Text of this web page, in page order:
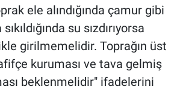
ele alındığında çamur gibi
su sızdırıyorsa
girilmemelidir. Toprağın üst
kuruması ve tava gelmiş
beklenmelidir" ifadelerini